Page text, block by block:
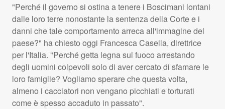
"Perché il governo si ostina a tenere i Boscimani lontani
dalle loro terre nonostante la sentenza della Corte e i
danni che tale comportamento arreca all'immagine del
paese?" ha chiesto oggi Francesca Casella, direttrice
per l'Italia. "Perché getta legna sul fuoco arrestando
degli uomini colpevoli solo di aver cercato di sfamare le
loro famiglie? Vogliamo sperare che questa volta,
almeno i cacciatori non vengano picchiati e torturati
come è spesso accaduto in passato".